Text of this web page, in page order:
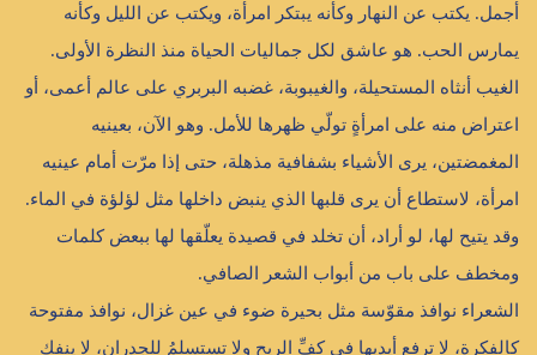
أجمل. يكتب عن النهار وكأنه يبتكر امرأة، ويكتب عن الليل وكأنه
يمارس الحب. هو عاشق لكل جماليات الحياة منذ النظرة الأولى.
الغيب أنثاه المستحيلة، والغيبوبة، غضبه البربري على عالم أعمى، أو
اعتراض منه على امرأةٍ تولّي ظهرها للأمل. وهو الآن، بعينيه
المغمضتين، يرى الأشياء بشفافية مذهلة، حتى إذا مرّت أمام عينيه
امرأة، لاستطاع أن يرى قلبها الذي ينبض داخلها مثل لؤلؤة في الماء.
وقد يتيح لها، لو أراد، أن تخلد في قصيدة يعلّقها لها ببعض كلمات
ومخطف على باب من أبواب الشعر الصافي.
الشعراء نوافذ مقوّسة مثل بحيرة ضوء في عين غزال، نوافذ مفتوحة
كالفكرةِ، لا ترفع أيديها في كفِّ الريحِ ولا تستسلمُ للجدرانِ، لا ينفك